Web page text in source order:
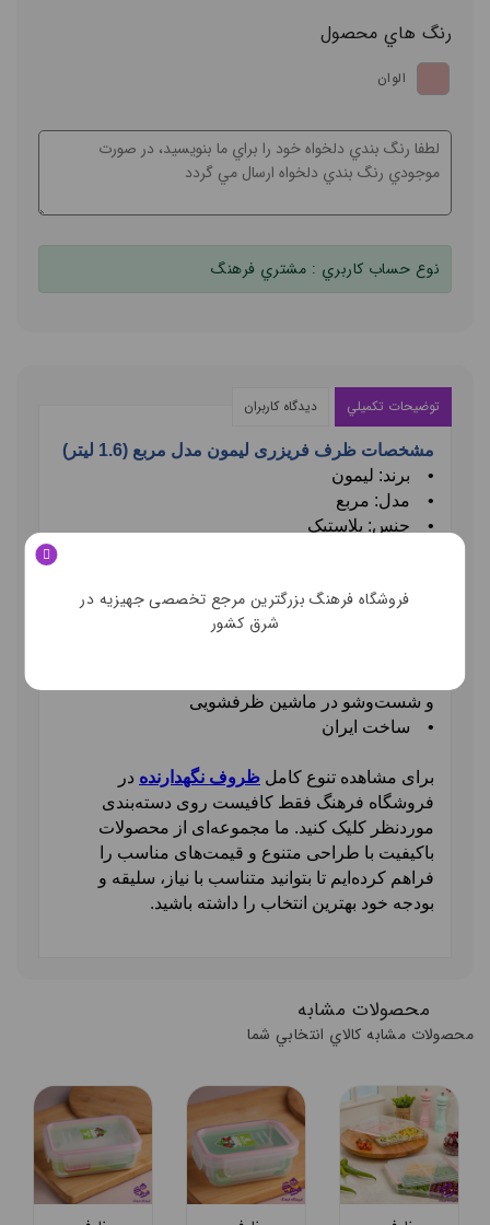
رنگ هاي محصول
الوان
نوع حساب کاربري : مشتري فرهنگ
توضيحات تکميلي ديدگاه کاربران
مشخصات ظرف فریزری لیمون مدل مربع (1.6 لیتر)
• برند: لیمون
• مدل: مربع
• جنس: پلاستیک
رنگبندی: لطفا رنگبندی موردنظر خود را در قسمت
و شست‌وشو در ماشین ظرفشویی
• ساخت ایران
برای مشاهده تنوع کامل ظروف نگهدارنده در
فروشگاه فرهنگ فقط کافیست روی دسته‌بندی
موردنظر کلیک کنید. ما مجموعه‌ای از محصولات
باکیفیت با طراحی متنوع و قیمت‌های مناسب را
فراهم کرده‌ایم تا بتوانید متناسب با نیاز، سلیقه و
بودجه خود بهترین انتخاب را داشته باشید.
محصولات مشابه
محصولات مشابه کالاي انتخابي شما
فروشگاه فرهنگ بزرگترین مرجع تخصصی جهیزیه در
شرق کشور